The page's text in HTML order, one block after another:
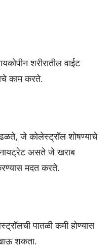
शरीरातील वाईट
काम करते.
जे कोलेस्ट्रॉल शोषण्याचे
नायट्रेट असते जे खराब
मदत करते.
पातळी कमी होण्यास
खाऊ शकता.